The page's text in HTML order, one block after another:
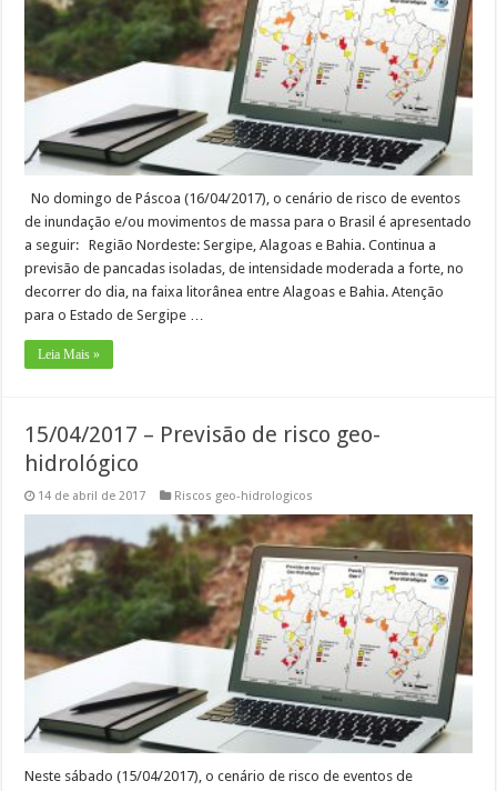
No domingo de Páscoa (16/04/2017), o cenário de risco de eventos
de inundação e/ou movimentos de massa para o Brasil é apresentado
a seguir: Região Nordeste: Sergipe, Alagoas e Bahia. Continua a
previsão de pancadas isoladas, de intensidade moderada a forte, no
decorrer do dia, na faixa litorânea entre Alagoas e Bahia. Atenção
para o Estado de Sergipe …
Leia Mais »
15/04/2017 – Previsão de risco geo-
hidrológico
14 de abril de 2017 Riscos geo-hidrologicos
Neste sábado (15/04/2017), o cenário de risco de eventos de